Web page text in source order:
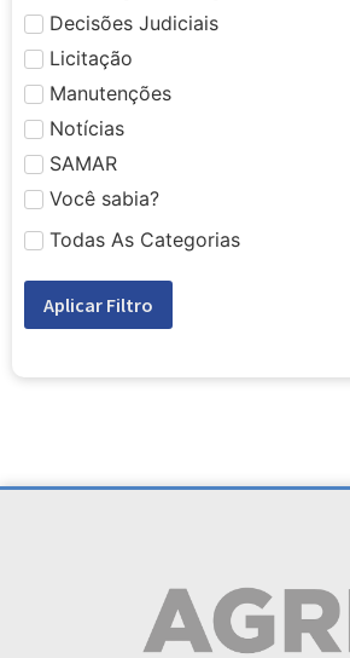
Decisões Judiciais
Licitação
Manutenções
Notícias
SAMAR
Você sabia?
Todas As Categorias
Aplicar Filtro